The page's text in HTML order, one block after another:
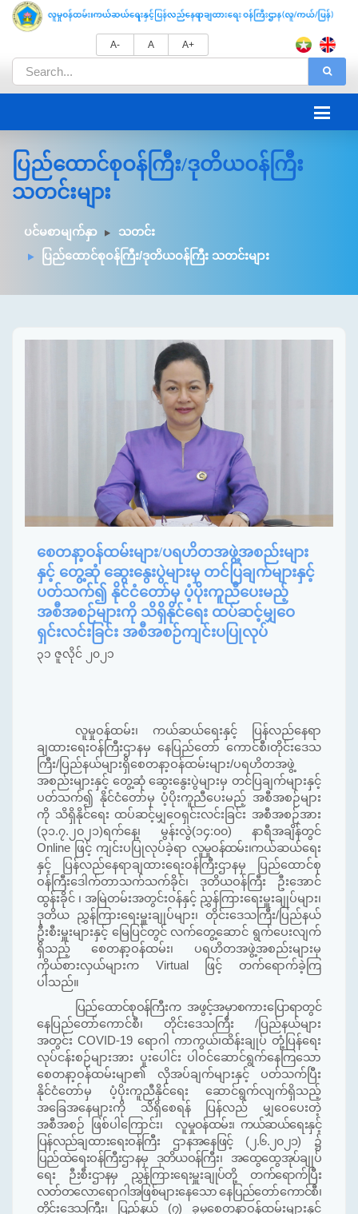
A- A A+
ပြည်ထောင်စုဝန်ကြီး/ဒုတိယဝန်ကြီး
သတင်းများ
ပင်မစာမျက်နှာ
သတင်း
ပြည်ထောင်စုဝန်ကြီး/ဒုတိယဝန်ကြီး သတင်းများ
စေတနာ့ဝန်ထမ်းများ/ပရဟိတအဖွဲ့အစည်းများ
နှင့် တွေ့ဆုံ ဆွေးနွေးပွဲများမှ တင်ပြချက်များနှင့်
ပတ်သက်၍ နိုင်ငံတော်မှ ပံ့ပိုးကူညီပေးမည့်
အစီအစဉ်များကို သိရှိနိုင်ရေး ထပ်ဆင့်မျှဝေ
ရှင်းလင်းခြင်း အစီအစဉ်ကျင်းပပြုလုပ်
၃၁ ဇူလိုင် ၂၀၂၁
လူမှုဝန်ထမ်း၊ ကယ်ဆယ်ရေးနှင့် ပြန်လည်နေရာ
ချထားရေးဝန်ကြီးဌာနမှ နေပြည်တော် ကောင်စီ၊တိုင်းဒေသ
ကြီး/ပြည်နယ်များရှိစေတနာ့ဝန်ထမ်းများ/ပရဟိတအဖွဲ့
အစည်းများနှင့် တွေ့ဆုံ ဆွေးနွေးပွဲများမှ တင်ပြချက်များနှင့်
ပတ်သက်၍ နိုင်ငံတော်မှ ပံ့ပိုးကူညီပေးမည့် အစီအစဉ်များ
ကို သိရှိနိုင်ရေး ထပ်ဆင့်မျှဝေရှင်းလင်းခြင်း အစီအစဉ်အား
(၃၁.၇. ၂၀၂၁)ရက်နေ့၊ မွန်းလွဲ(၁၄:၀၀) နာရီအချိန်တွင်
Online ဖြင့် ကျင်းပပြုလုပ်ခဲ့ရာ လူမှုဝန်ထမ်း၊ကယ်ဆယ်ရေး
နှင့် ပြန်လည်နေရာချထားရေးဝန်ကြီးဌာနမှ ပြည်ထောင်စု
ဝန်ကြီးဒေါက်တာသက်သက်ခိုင်၊ ဒုတိယဝန်ကြီး ဦးအောင်
ထွန်းခိုင် ၊ အမြဲတမ်းအတွင်းဝန်နှင့် ညွှန်ကြားရေးမှူးချုပ်များ၊
ဒုတိယ ညွှန်ကြားရေးမှူးချုပ်များ၊ တိုင်းဒေသကြီး/ပြည်နယ်
ဦးစီးမှူးများနှင့် မြေပြင်တွင် လက်တွေ့ဆောင် ရွက်ပေးလျက်
ရှိသည့် စေတနာ့ဝန်ထမ်း၊ ပရဟိတအဖွဲ့အစည်းများမှ
ကိုယ်စားလှယ်များက Virtual
ဖြင့် တက်ရောက်ခဲ့ကြ
ပါသည်။
ပြည်ထောင်စုဝန်ကြီးက အဖွင့်အမှာစကားပြောရာတွင်
နေပြည်တော်ကောင်စီ၊ တိုင်းဒေသကြီး /ပြည်နယ်များ
အတွင်း COVID-19 ရောဂါ ကာကွယ်၊ထိန်းချုပ် တုံ့ပြန်ရေး
လုပ်ငန်းစဉ်များအား ပူးပေါင်း ပါဝင်ဆောင်ရွက်နေကြသော
စေတနာ့ဝန်ထမ်းမျာ၏ လိုအပ်ချက်များနှင့် ပတ်သက်ပြီး
နိုင်ငံတော်မှ ပံ့ပိုးကူညီနိုင်ရေး ‌ဆောင်ရွက်လျက်ရှိသည့်
အခြေအနေများကို သိရှိစေရန် ပြန်လည် မျှဝေပေးတဲ့
အစီအစဉ် ဖြစ်ပါကြောင်း၊လူမှုဝန်ထမ်း၊ ကယ်ဆယ်ရေးနှင့်
ပြန်လည်ချထားရေးဝန်ကြီး ဌာနအနေဖြင့် (၂.၆.၂၀၂၁) ၌
ပြည်ထဲရေးဝန်ကြီးဌာနမှ ဒုတိယဝန်ကြီး၊ အထွေထွေအုပ်ချုပ်
ရေး ဉီးစီးဌာနမှ ညွှန်ကြားရေးမှူးချုပ်တို့ တက်ရောက်ပြီး
လတ်တလောရောဂါအဖြစ်များနေသော နေပြည်တော်ကောင်စီ၊
တိုင်းဒေသကြီး၊ ပြည်နယ် (၇) ခုမှစေတနာ့ဝန်ထမ်းများနှင့်